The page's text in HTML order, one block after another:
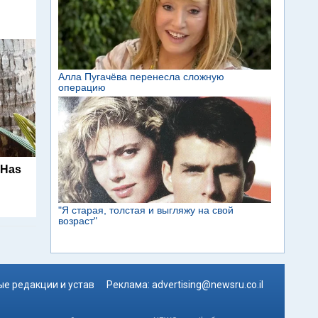
редакции и устав Реклама: advertising@newsru.co.il